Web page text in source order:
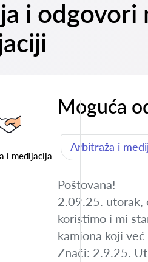
i odgovori
i medijacija
Moguća
Arbitraža i
Poštovana!
2.09.25. utorak,
koristimo i mi
kamiona koji
Znači: 2.9.25.